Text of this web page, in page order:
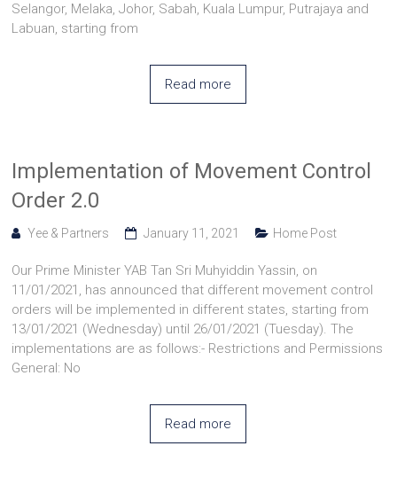
Selangor, Melaka, Johor, Sabah, Kuala Lumpur, Putrajaya and
Labuan, starting from
Read more
Implementation of Movement Control
Order 2.0
Yee & Partners January 11, 2021 Home Post
Our Prime Minister YAB Tan Sri Muhyiddin Yassin, on
11/01/2021, has announced that different movement control
orders will be implemented in different states, starting from
13/01/2021 (Wednesday) until 26/01/2021 (Tuesday). The
implementations are as follows:- Restrictions and Permissions
General: No
Read more